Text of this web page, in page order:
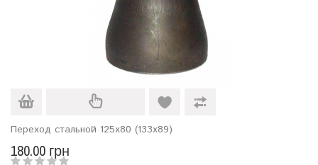
Переход стальной 125х80 (133х89)
180.00 грн